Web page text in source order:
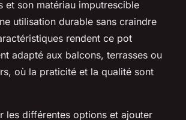
et son matériau imputrescible
utilisation durable sans craindre
rendent ce pot
adapté aux balcons, terrasses ou
où la praticité et la qualité sont
les différentes options et ajouter